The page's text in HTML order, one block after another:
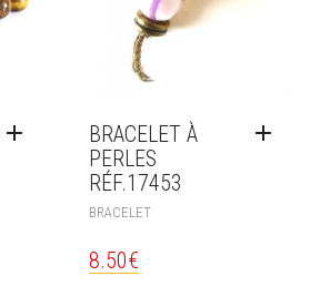
BRACELET À
PERLES
RÉF.17453
BRACELET
8.50€